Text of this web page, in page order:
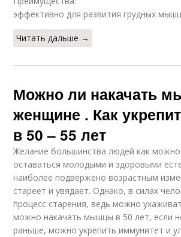
эффективно для развития грудных
Читать дальше →
Можно ли накачать
женщине . Как
в 50 – 55 лет
Желание большинства людей как
оставаться молодыми и здоровыми
наиболее подвержено возрастным
стареет и увядает. Однако, в силах
процесс старения, ведь можно
можно накачать мышцы в 50 лет, если
раньше, можно укрепить иммунитет и